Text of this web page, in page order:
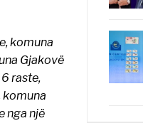
komuna
Gjakovë
raste,
komuna
nga një